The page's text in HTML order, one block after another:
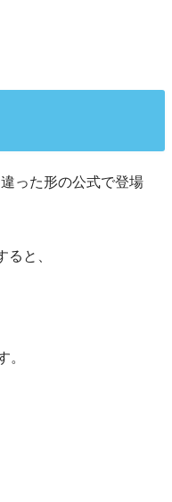
った形の公式で登場
と、
。